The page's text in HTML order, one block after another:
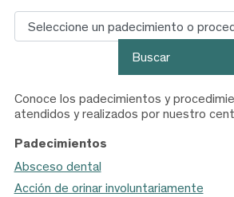
Buscar
Buscar
Conoce los padecimientos y
atendidos y realizados por nuestro
Padecimientos
Absceso dental
Acción de orinar involuntariamente